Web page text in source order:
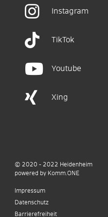
Instagram
TikTok
Youtube
Xing
© 2020 - 2022 Heidenheim
powered by Komm.ONE
Impressum
Datenschutz
Barrierefreiheit